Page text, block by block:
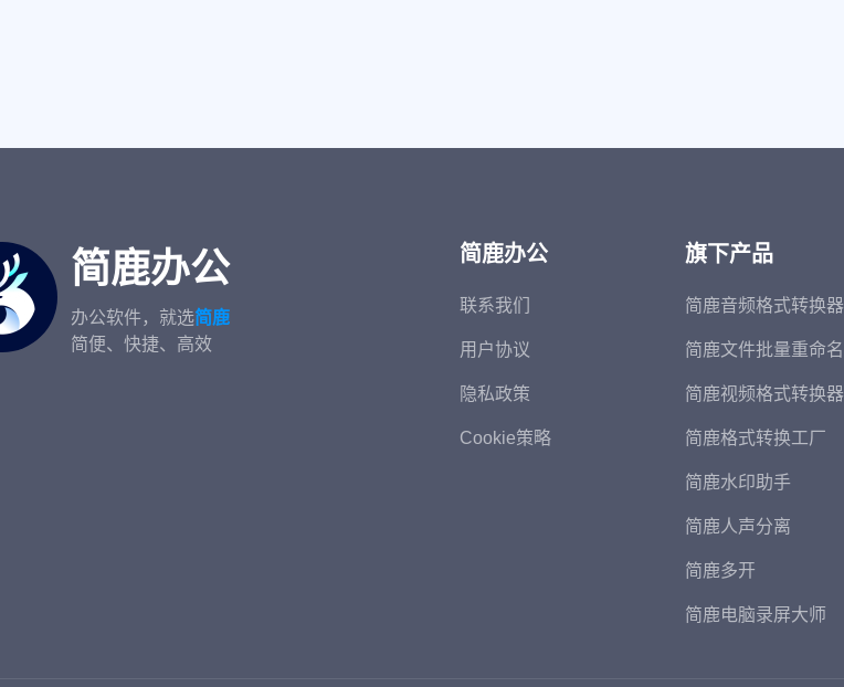
简鹿办公
办公软件，就选简鹿
简便、快捷、高效
简鹿办公
联系我们
用户协议
隐私政策
Cookie策略
旗下产品
简鹿音频格式转换器
简鹿文件批量重命名
简鹿视频格式转换器
简鹿格式转换工厂
简鹿水印助手
简鹿人声分离
简鹿多开
简鹿电脑录屏大师